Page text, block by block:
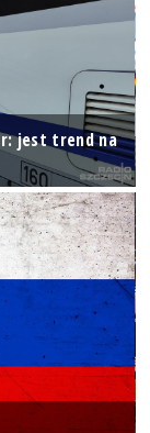
jest trend na